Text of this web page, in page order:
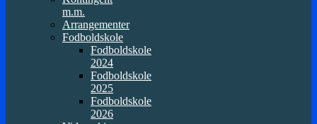
m.m.
Arrangementer
Fodboldskole
Fodboldskole
2024
Fodboldskole
2025
Fodboldskole
2026